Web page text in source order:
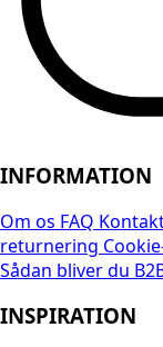
INFORMATION
Om os FAQ
returnering
Sådan bliver du
INSPIRATION